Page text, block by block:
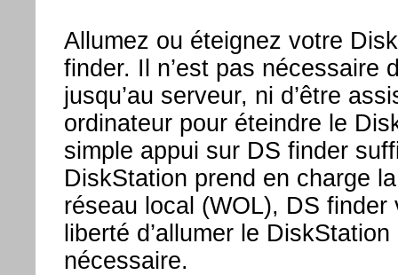
Allumez ou éteignez votre
finder. Il n’est pas nécessaire
jusqu’au serveur, ni d’être
ordinateur pour éteindre le
simple appui sur DS finder
DiskStation prend en charge
réseau local (WOL), DS finder
liberté d’allumer le
nécessaire.